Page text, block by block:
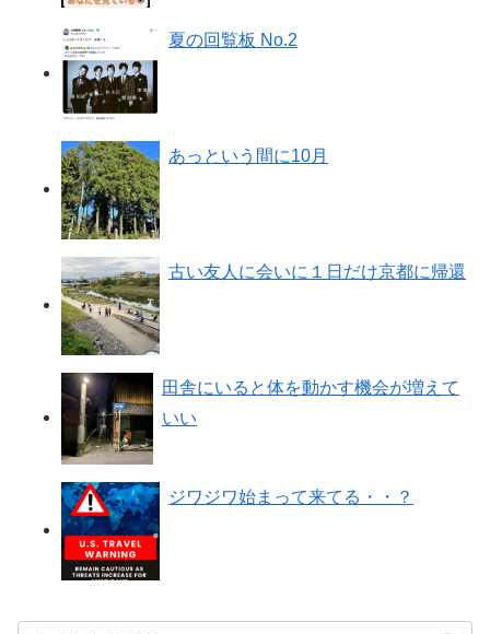
夏の回覧板 No.2
あっという間に10月
古い友人に会いに１日だけ京都に帰還
田舎にいると体を動かす機会が増えて
いい
ジワジワ始まって来てる・・？